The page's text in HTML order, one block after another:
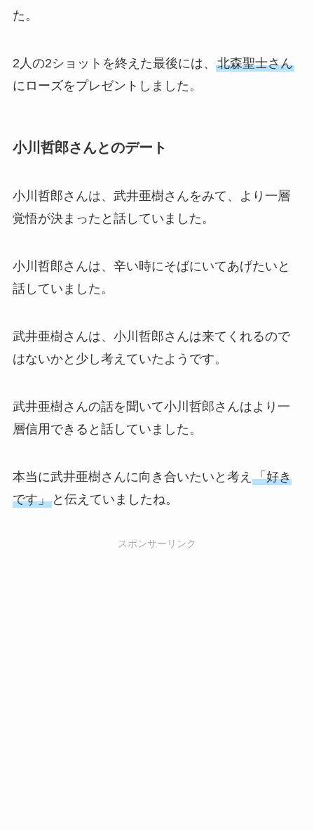
た。
2人の2ショットを終えた最後には、 北森聖士さん
にローズをプレゼントしました。
小川哲郎さんとのデート
小川哲郎さんは、武井亜樹さんをみて、より一層
覚悟が決まったと話していました。
小川哲郎さんは、辛い時にそばにいてあげたいと
話していました。
武井亜樹さんは、小川哲郎さんは来てくれるので
はないかと少し考えていたようです。
武井亜樹さんの話を聞いて小川哲郎さんはより一
層信用できると話していました。
本当に武井亜樹さんに向き合いたいと考え 「好き
です」と伝えていましたね。
スポンサーリンク